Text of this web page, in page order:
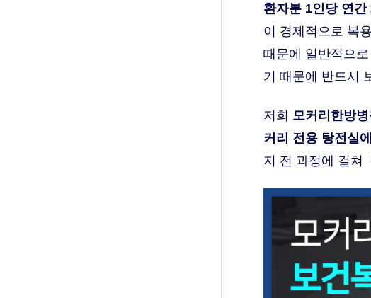
환자분 1인당 연
이 경제적으로 복
때문에 일반적으로
기 때문에 반드시
저희 모커리한방
커리 전용 탕전실
지 전 과정에 걸쳐